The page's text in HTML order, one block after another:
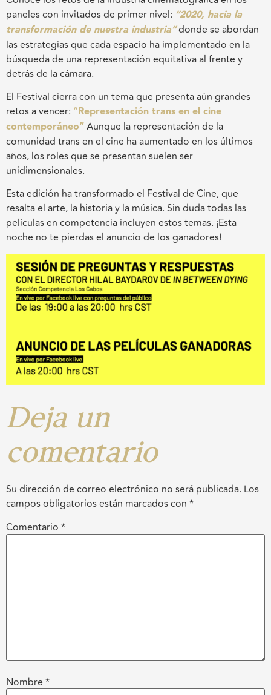
paneles con invitados de primer nivel: “2020, hacia la
transformación de nuestra industria”donde se abordan
las estrategias que cada espacio ha implementado en la
búsqueda de una representación equitativa al frente y
detrás de la cámara.
El Festival cierra con un tema que presenta aún grandes
retos a vencer: “Representación trans en el cine
contemporáneo”Aunque la representación de la
comunidad trans en el cine ha aumentado en los últimos
años, los roles que se presentan suelen ser
unidimensionales.
Esta edición ha transformado el Festival de Cine, que
resalta el arte, la historia y la música. Sin duda todas las
películas en competencia incluyen estos temas. ¡Esta
noche no te pierdas el anuncio de los ganadores!
Deja un
comentario
Su dirección de correo electrónico no será publicada. Los
campos obligatorios están marcados con *
Comentario *
Nombre *